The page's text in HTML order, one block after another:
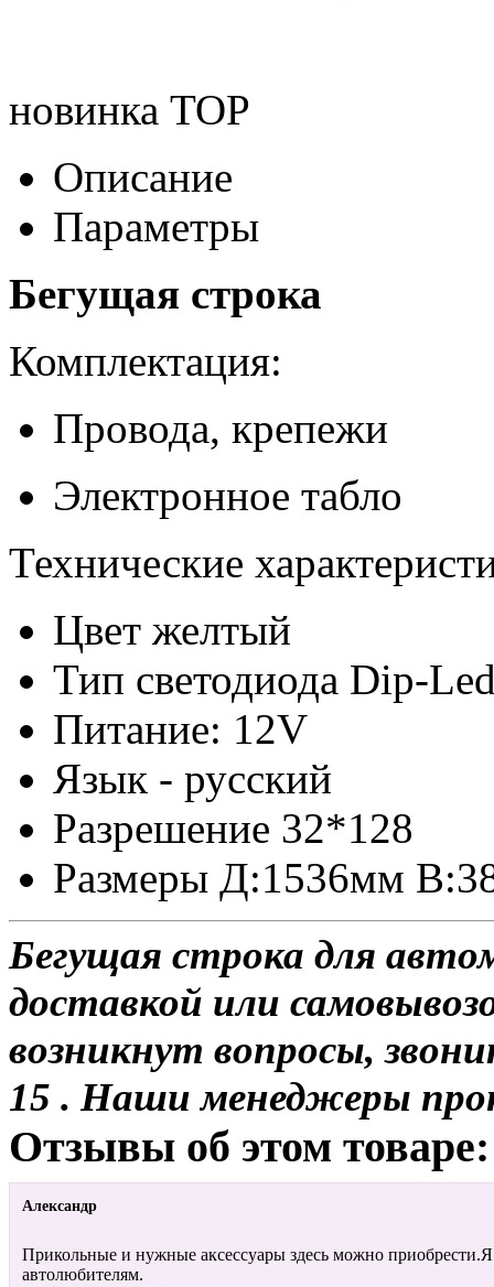
новинка TOP
Описание
Параметры
Бегущая строка
Комплектация:
Провода, крепежи
Электронное табло
Технические
Цвет желтый
Тип светодиода Dip-
Питание: 12V
Язык - русский
Разрешение 32*128
Размеры Д:1536мм
Бегущая строка для
доставкой или
возникнут вопросы,
15 . Наши менеджеры
Отзывы об этом товаре:
Александр
Прикольные и нужные аксессуары здесь можно
автолюбителям.